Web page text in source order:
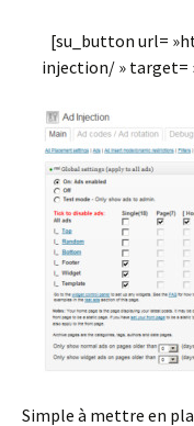
[su_button url=
injection/ » target=
Simple à mettre en